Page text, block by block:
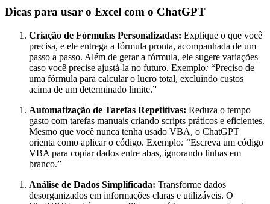
Dicas para usar o Excel com o ChatGPT
Criação de Fórmulas Personalizadas: Explique o que você
precisa, e ele entrega a fórmula pronta, acompanhada de um
passo a passo. Além de gerar a fórmula, ele sugere variações
caso você precise ajustá-la no futuro. Exemplo: “Preciso de
uma fórmula para calcular o lucro total, excluindo custos
acima de um determinado limite.”
Automatização de Tarefas Repetitivas: Reduza o tempo
gasto com tarefas manuais criando scripts práticos e eficientes.
Mesmo que você nunca tenha usado VBA, o ChatGPT
orienta como aplicar o código. Exemplo: “Escreva um código
VBA para copiar dados entre abas, ignorando linhas em
branco.”
Análise de Dados Simplificada: Transforme dados
desorganizados em informações claras e utilizáveis. O